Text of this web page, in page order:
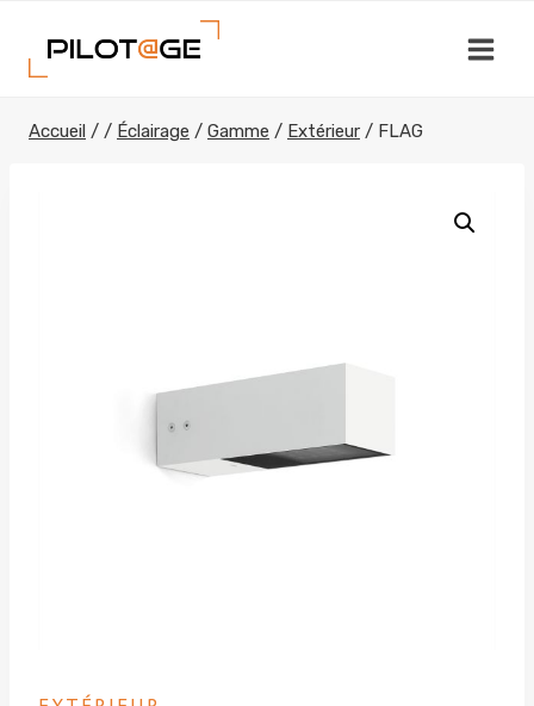
contenu
Accueil / / Éclairage / Gamme / Extérieur / FLAG